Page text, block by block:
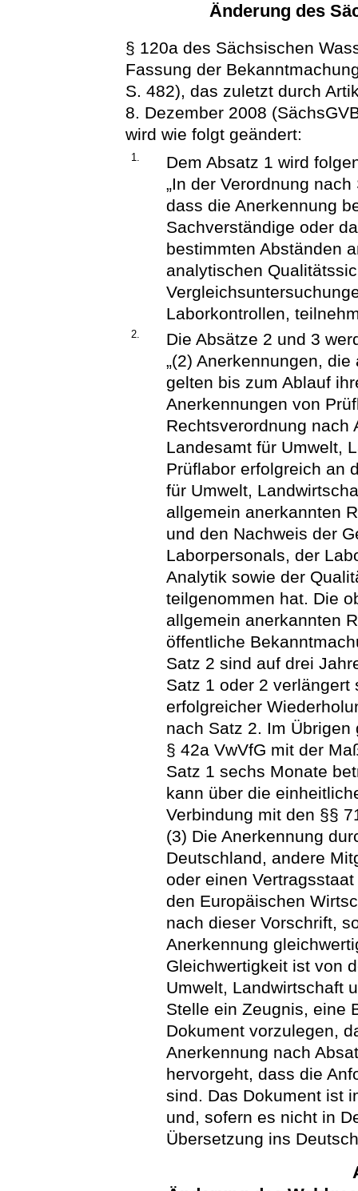
Änderung des
§ 120a des Sächsischen
Fassung der
S. 482), das zuletzt durch
8. Dezember 2008
wird wie folgt geändert:
1.
Dem Absatz 1 wird
„In der Verordnung
dass die Anerkennung
Sachverständige oder
bestimmten Abständen
analytischen
Laborkontrollen,
2.
Die Absätze 2 und 3
„(2) Anerkennungen,
gelten bis zum Ablauf
Anerkennungen von
Rechtsverordnung nach
Landesamt für Umwelt,
Prüflabor erfolgreich an
für Umwelt,
allgemein anerkannten
und den Nachweis der
Laborpersonals, der
Analytik sowie der
teilgenommen hat. Die
allgemein anerkannten
öffentliche
Satz 2 sind auf drei
Satz 1 oder 2
erfolgreicher
nach Satz 2. Im
§ 42a VwVfG mit der
Satz 1 sechs Monate
kann über die
Verbindung mit den §§
(3) Die Anerkennung
Deutschland, andere
oder einen
den Europäischen
nach dieser Vorschrift,
Anerkennung
Gleichwertigkeit ist von
Umwelt, Landwirtschaft
Stelle ein Zeugnis, eine
Dokument vorzulegen,
Anerkennung nach
hervorgeht, dass die
sind. Das Dokument ist
und, sofern es nicht in
Übersetzung ins